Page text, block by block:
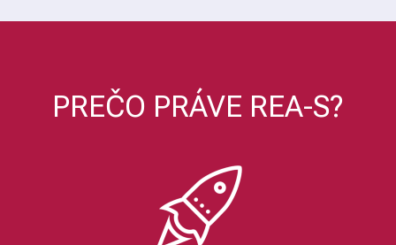
PREČO PRÁVE REA-S?